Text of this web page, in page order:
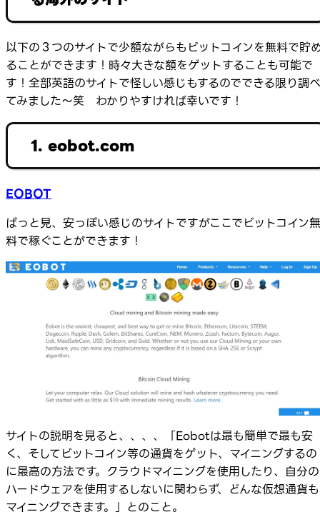
以下の３つのサイトで少額ながらもビットコインを無料で貯
ることができます！時々大きな額をゲットすることも可能で
す！全部英語のサイトで怪しい感じもするのでできる限り調べ
てみました～笑 わかりやすければ幸いです！
1. eobot.com
EOBOT
ぱっと見、安っぽい感じのサイトですがここでビットコイン無
料で稼ぐことができます！
サイトの説明を見ると、、、、「Eobotは最も簡単で最も安
く、そしてビットコイン等の通貨をゲット、マイニングするの
に最高の方法です。クラウドマイニングを使用したり、自分の
ハードウェアを使用するしないに関わらず、どんな仮想通貨も
マイニングできます。」とのこと。